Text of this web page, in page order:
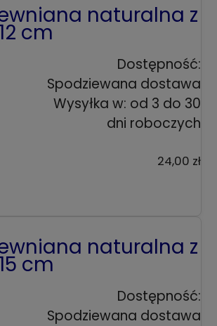
naturalna z
cm
Dostępność:
Spodziewana dostawa
Wysyłka w: od 3 do 30
dni roboczych
24,00 zł
naturalna z
cm
Dostępność:
Spodziewana dostawa